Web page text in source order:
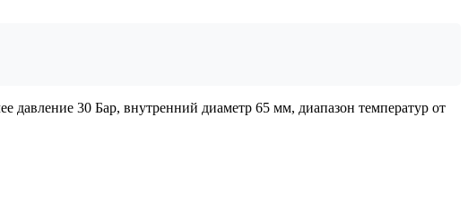
давление 30 Бар, внутренний диаметр 65 мм, диапазон температур от